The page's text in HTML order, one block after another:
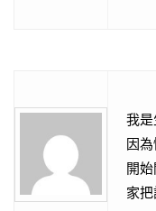
我
因
開
家